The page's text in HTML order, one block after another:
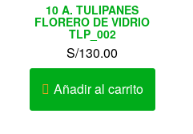
10 A. TULIPANES
FLORERO DE VIDRIO
TLP_002
S/130.00
Añadir al carrito